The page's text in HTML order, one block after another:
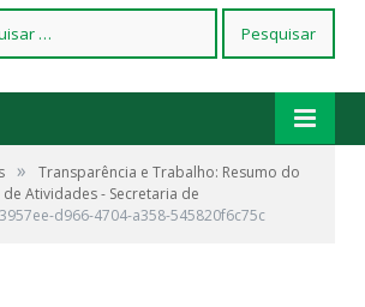
»
Transparência e Trabalho: Resumo do
Atividades - Secretaria de
d966-4704-a358-545820f6c75c